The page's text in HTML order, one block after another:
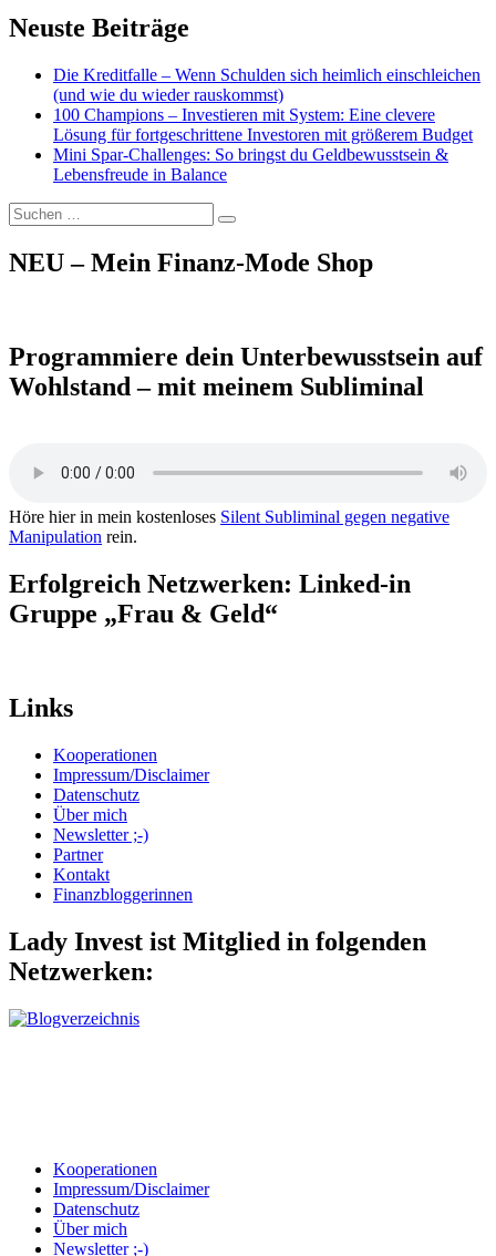
Neuste Beiträge
Die Kreditfalle – Wenn Schulden sich heimlich einschleichen
(und wie du wieder rauskommst)
100 Champions – Investieren mit System: Eine clevere
Lösung für fortgeschrittene Investoren mit größerem Budget
Mini Spar-Challenges: So bringst du Geldbewusstsein &
Lebensfreude in Balance
Suchen
nach:
Suchen
NEU – Mein Finanz-Mode Shop
Programmiere dein Unterbewusstsein auf
Wohlstand – mit meinem Subliminal
Höre hier in mein kostenloses Silent Subliminal gegen negative
Manipulation rein.
Erfolgreich Netzwerken: Linked-in
Gruppe „Frau & Geld“
Links
Kooperationen
Impressum/Disclaimer
Datenschutz
Über mich
Newsletter ;-)
Partner
Kontakt
Finanzbloggerinnen
Lady Invest ist Mitglied in folgenden
Netzwerken:
Kooperationen
Impressum/Disclaimer
Datenschutz
Über mich
Newsletter ;-)